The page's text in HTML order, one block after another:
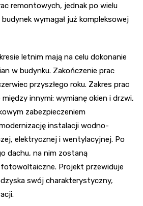
remontowych, jednak po wielu
wymagał już kompleksowej
letnim mają na celu dokonanie
w budynku. Zakończenie prac
przyszłego roku. Zakres prac
innymi: wymianę okien i drzwi,
zabezpieczeniem
instalacji wodno-
elektrycznej i wentylacyjnej. Po
dachu, na nim zostaną
Projekt przewiduje
swój charakterystyczny,